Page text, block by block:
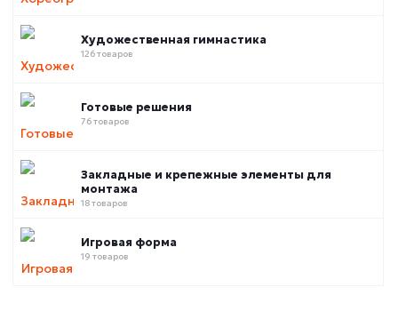
Художественная гимнастика
126 товаров
Готовые решения
76 товаров
Закладные и крепежные элементы для
монтажа
18 товаров
Игровая форма
19 товаров